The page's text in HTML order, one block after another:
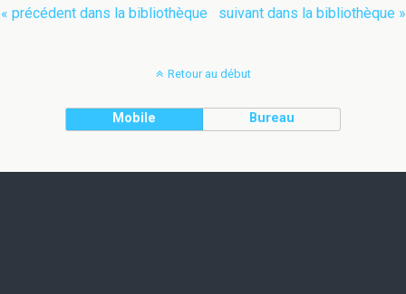
« précédent dans la bibliothèque suivant dans la bibliothèque »
Retour au début
Mobile Bureau